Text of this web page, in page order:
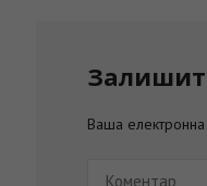
Ваша